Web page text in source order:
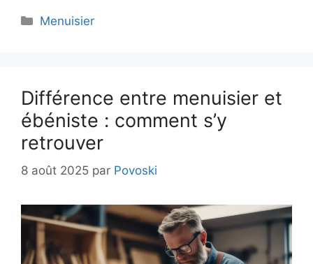
Catégories
Menuisier
Différence entre menuisier et
ébéniste : comment s’y
retrouver
8 août 2025 par Povoski